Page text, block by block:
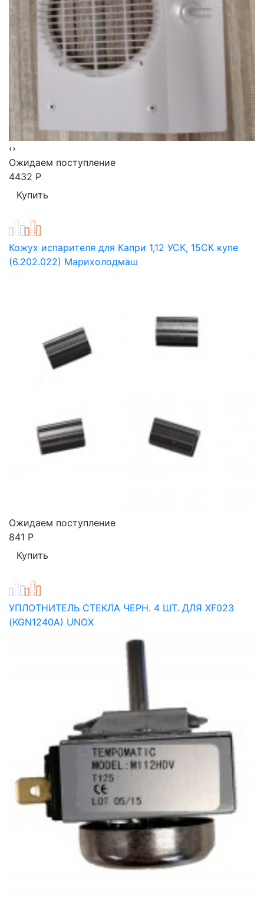
‹›
Ожидаем поступление
4432 Р
Кожух испарителя для Капри 1,12 УСК, 15СК купе
(6.202.022) Марихолодмаш
Ожидаем поступление
841 Р
УПЛОТНИТЕЛЬ СТЕКЛА ЧЕРН. 4 ШТ. ДЛЯ XF023
(KGN1240A) UNOX